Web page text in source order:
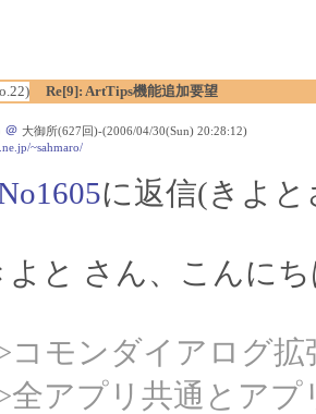
Re[9]: ArtTips機能追加要望
＠ 大御所(627回)-(2006/04/30(Sun) 20:28:12)
~sahmaro/
に返信(きよ
よと さん、こんにち
コモンダイアログ
全アプリ共通とア